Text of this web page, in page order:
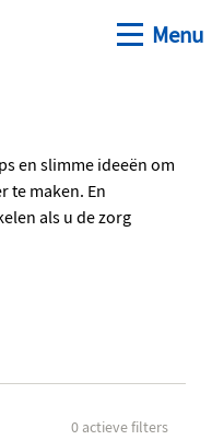
OpenMenu
en slimme ideeën om
te maken. En
als u de zorg
0 actieve filters